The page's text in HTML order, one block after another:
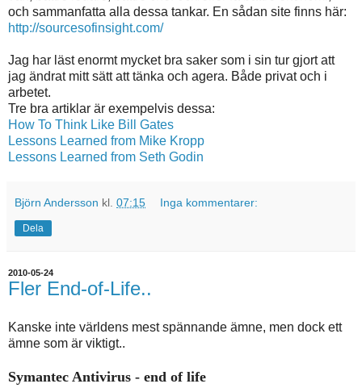
och sammanfatta alla dessa tankar. En sådan site finns här:
http://sourcesofinsight.com/
Jag har läst enormt mycket bra saker som i sin tur gjort att
jag ändrat mitt sätt att tänka och agera. Både privat och i
arbetet.
Tre bra artiklar är exempelvis dessa:
How To Think Like Bill Gates
Lessons Learned from Mike Kropp
Lessons Learned from Seth Godin
Björn Andersson kl. 07:15 Inga kommentarer:
Dela
2010-05-24
Fler End-of-Life..
Kanske inte världens mest spännande ämne, men dock ett
ämne som är viktigt..
Symantec Antivirus - end of life